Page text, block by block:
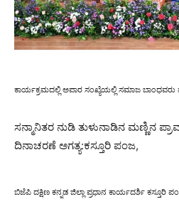
ಕಾರ್ಯಕ್ರಮದಲ್ಲಿ ಅಪಾರ ಸಂಖ್ಯೆಯಲ್ಲಿ ಸಮಾಜ ಬಾಂಧವರು
ಸನ್ಮಾನಿತರ ನುಡಿ ತುಳುನಾಡಿನ ಮಣ್ಣಿನ
ದಿನಾಚರಣೆ ಅಗತ್ಯ:ಕಸ್ತೂರಿ ಪಂಜ,
ಬಿಜೆಪಿ ದಕ್ಷಿಣ ಕನ್ನಡ ಜಿಲ್ಲಾ ಪ್ರಧಾನ ಕಾರ್ಯದರ್ಶಿ ಕಸ್ತೂರಿ